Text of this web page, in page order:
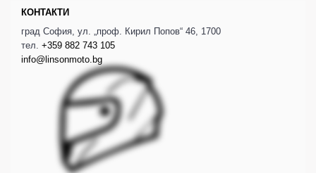
КОНТАКТИ
град София, ул. „проф. Кирил Попов“ 46, 1700
тел. +359 882 743 105
info@linsonmoto.bg